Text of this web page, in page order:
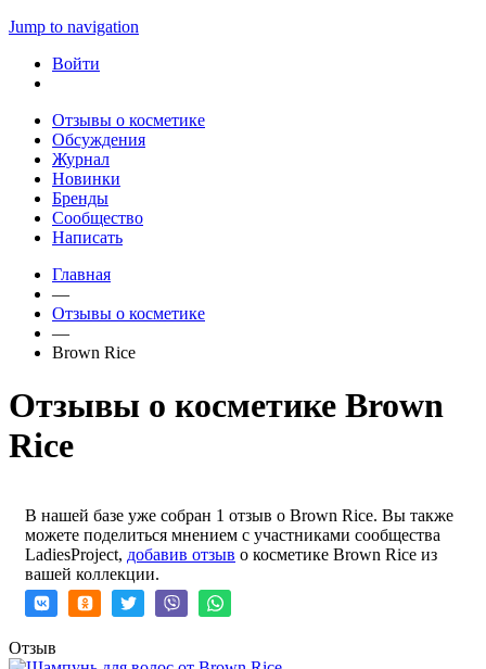
Jump to navigation
Войти
Отзывы о косметике
Обсуждения
Журнал
Новинки
Бренды
Сообщество
Написать
Главная
—
Отзывы о косметике
—
Brown Rice
Отзывы о косметике Brown
Rice
В нашей базе уже собран 1 отзыв о Brown Rice. Вы также
можете поделиться мнением с участниками сообщества
LadiesProject, добавив отзыв о косметике Brown Rice из
вашей коллекции.
Отзыв